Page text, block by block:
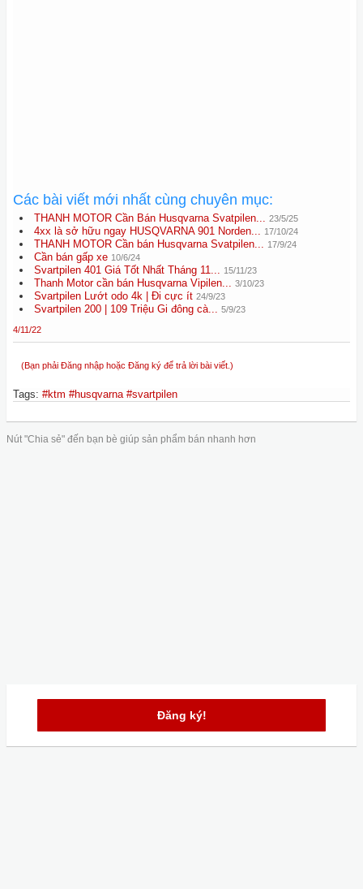
Các bài viết mới nhất cùng chuyên mục:
THANH MOTOR Cần Bán Husqvarna Svatpilen... 23/5/25
4xx là sở hữu ngay HUSQVARNA 901 Norden... 17/10/24
THANH MOTOR Cần bán Husqvarna Svatpilen... 17/9/24
Cần bán gấp xe 10/6/24
Svartpilen 401 Giá Tốt Nhất Tháng 11... 15/11/23
Thanh Motor cần bán Husqvarna Vipilen... 3/10/23
Svartpilen Lướt odo 4k | Đi cực ít 24/9/23
Svartpilen 200 | 109 Triệu Gi đông cà... 5/9/23
4/11/22
(Bạn phải Đăng nhập hoặc Đăng ký để trả lời bài viết.)
Tags: #ktm #husqvarna #svartpilen
Nút "Chia sẻ" đến bạn bè giúp sản phẩm bán nhanh hơn
Đăng ký!